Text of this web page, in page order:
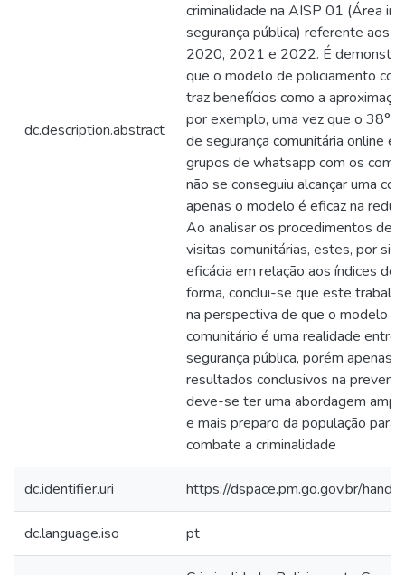
dc.description.abstract
criminalidade na AISP 01 (Área
segurança pública) referente aos
2020, 2021 e 2022. É
que o modelo de policiamento
traz benefícios como a
por exemplo, uma vez que o 38°
de segurança comunitária online e
grupos de whatsapp com os
não se conseguiu alcançar uma
apenas o modelo é eficaz na
Ao analisar os procedimentos de
visitas comunitárias, estes, por si
eficácia em relação aos índices de
forma, conclui-se que este
na perspectiva de que o modelo
comunitário é uma realidade entre
segurança pública, porém apenas
resultados conclusivos na
deve-se ter uma abordagem
e mais preparo da população para
combate a criminalidade
dc.identifier.uri https://dspace.pm.go.gov.br/
dc.language.iso pt